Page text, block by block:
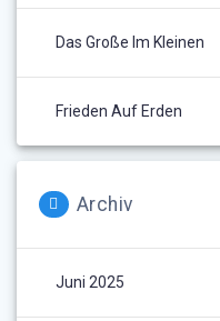
Das Große Im Kleinen
Frieden Auf Erden
Archiv
Juni 2025